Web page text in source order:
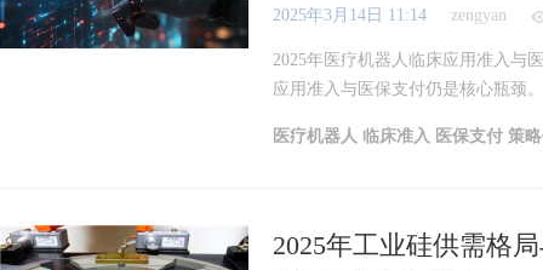
2025年3月14日 11:14 zengyan
2025年医疗机器人临床应用准入与
应用准入与医保支付仍是核心瓶颈
医疗机器人 临床准入 医保支付 策
2025年工业硅供需格